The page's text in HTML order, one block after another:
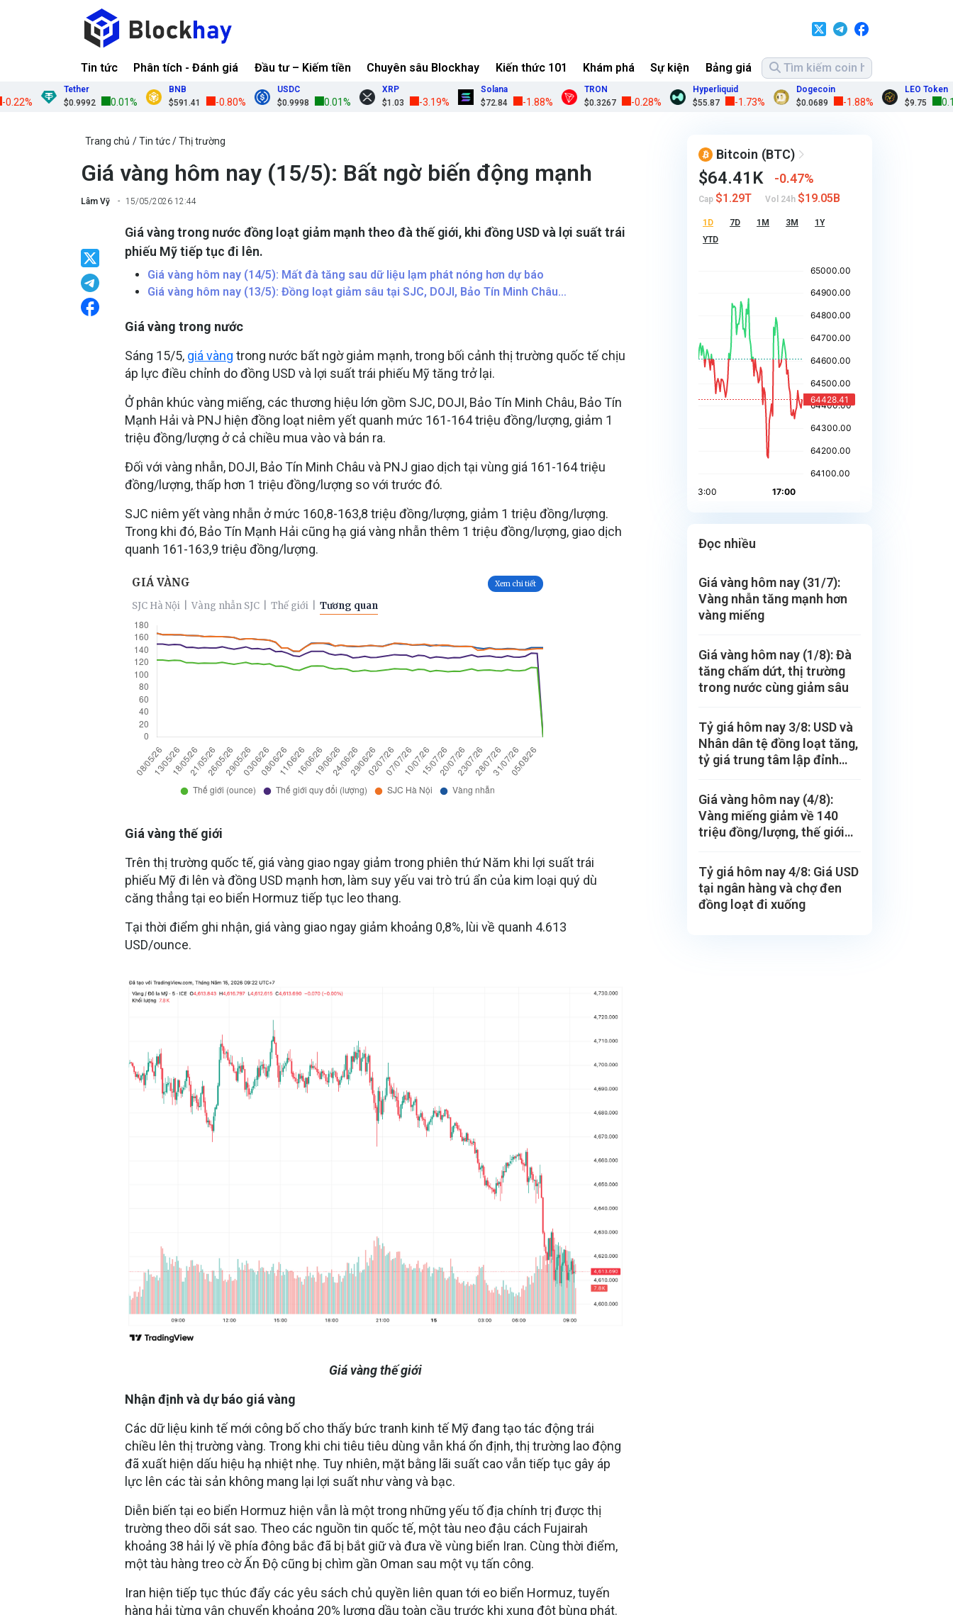
Tin tức Phân tích - Đánh giá Đầu tư – Kiếm tiền Chuyên sâu Blockhay Kiến thức 101 Khám phá Sự kiện Bảng giá
Tether
$0.9992
0.01%
BNB
$591.41
-0.80%
USDC
$0.9998
0.01%
XRP
$1.03
-3.19%
Solana
$72.84
-1.88%
TRON
$0.3267
-0.28%
Hyperliquid
$55.87
-1.73%
Dogecoin
$0.0689
-1.88%
LEO Token
$9.75
0.17%
Trang chủ Tin tức Thị trường
Giá vàng hôm nay (15/5): Bất ngờ biến động mạnh
Lâm Vỹ 15/05/2026 12:44
Giá vàng trong nước đồng loạt giảm mạnh theo đà thế giới, khi đồng USD và lợi suất trái
phiếu Mỹ tiếp tục đi lên.
Giá vàng hôm nay (14/5): Mất đà tăng sau dữ liệu lạm phát nóng hơn dự báo
Giá vàng hôm nay (13/5): Đồng loạt giảm sâu tại SJC, DOJI, Bảo Tín Minh Châu…
Giá vàng trong nước
Sáng 15/5, giá vàng trong nước bất ngờ giảm mạnh, trong bối cảnh thị trường quốc tế chịu
áp lực điều chỉnh do đồng USD và lợi suất trái phiếu Mỹ tăng trở lại.
Ở phân khúc vàng miếng, các thương hiệu lớn gồm SJC, DOJI, Bảo Tín Minh Châu, Bảo Tín
Mạnh Hải và PNJ hiện đồng loạt niêm yết quanh mức 161-164 triệu đồng/lượng, giảm 1
triệu đồng/lượng ở cả chiều mua vào và bán ra.
Đối với vàng nhẫn, DOJI, Bảo Tín Minh Châu và PNJ giao dịch tại vùng giá 161-164 triệu
đồng/lượng, thấp hơn 1 triệu đồng/lượng so với trước đó.
SJC niêm yết vàng nhẫn ở mức 160,8-163,8 triệu đồng/lượng, giảm 1 triệu đồng/lượng.
Trong khi đó, Bảo Tín Mạnh Hải cũng hạ giá vàng nhẫn thêm 1 triệu đồng/lượng, giao dịch
quanh 161-163,9 triệu đồng/lượng.
Giá vàng thế giới
Trên thị trường quốc tế, giá vàng giao ngay giảm trong phiên thứ Năm khi lợi suất trái
phiếu Mỹ đi lên và đồng USD mạnh hơn, làm suy yếu vai trò trú ẩn của kim loại quý dù
căng thẳng tại eo biển Hormuz tiếp tục leo thang.
Tại thời điểm ghi nhận, giá vàng giao ngay giảm khoảng 0,8%, lùi về quanh 4.613
USD/ounce.
Giá vàng thế giới
Nhận định và dự báo giá vàng
Các dữ liệu kinh tế mới công bố cho thấy bức tranh kinh tế Mỹ đang tạo tác động trái
chiều lên thị trường vàng. Trong khi chi tiêu tiêu dùng vẫn khá ổn định, thị trường lao động
đã xuất hiện dấu hiệu hạ nhiệt nhẹ. Tuy nhiên, mặt bằng lãi suất cao vẫn tiếp tục gây áp
lực lên các tài sản không mang lại lợi suất như vàng và bạc.
Diễn biến tại eo biển Hormuz hiện vẫn là một trong những yếu tố địa chính trị được thị
trường theo dõi sát sao. Theo các nguồn tin quốc tế, một tàu neo đậu cách Fujairah
khoảng 38 hải lý về phía đông bắc đã bị bắt giữ và đưa về vùng biển Iran. Cùng thời điểm,
một tàu hàng treo cờ Ấn Độ cũng bị chìm gần Oman sau một vụ tấn công.
Iran hiện tiếp tục thúc đẩy các yêu sách chủ quyền liên quan tới eo biển Hormuz, tuyến
hàng hải từng vận chuyển khoảng 20% lượng dầu toàn cầu trước khi xung đột bùng phát.
Bitcoin (BTC)
$64.41K 0.47%
Cap $1.29T Vol 24h $19.05B
1D 7D 1M 3M
1Y
YTD
Đọc nhiều
Giá vàng hôm nay (31/7):
Vàng nhẫn tăng mạnh hơn
vàng miếng
Giá vàng hôm nay (1/8): Đà
tăng chấm dứt, thị trường
trong nước cùng giảm sâu
Tỷ giá hôm nay 3/8: USD và
Nhân dân tệ đồng loạt tăng,
tỷ giá trung tâm lập đỉnh
Giá vàng hôm nay (4/8):
Vàng miếng giảm về 140
triệu đồng/lượng, thế giới
Tỷ giá hôm nay 4/8: Giá USD
tại ngân hàng và chợ đen
đồng loạt đi xuống